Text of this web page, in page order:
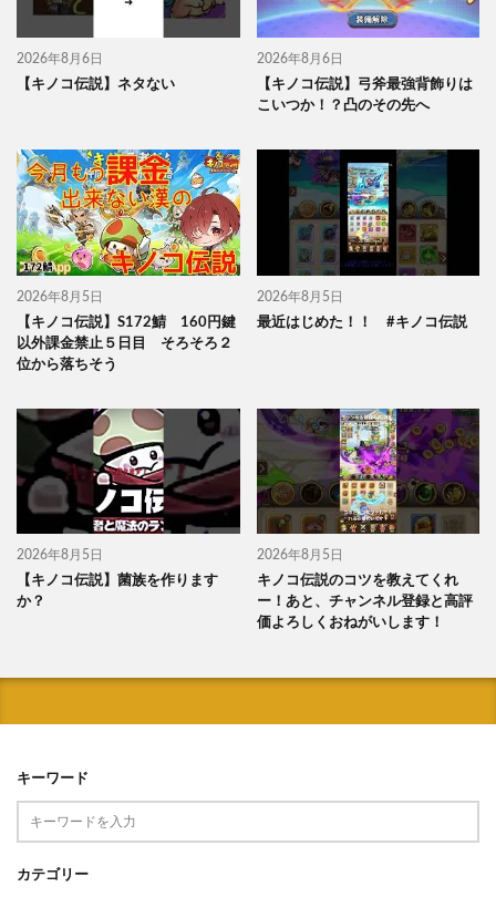
2026年8月6日
【キノコ伝説】ネタない
2026年8月6日
【キノコ伝説】弓斧最強背飾りは
こいつか！？凸のその先へ
2026年8月5日
【キノコ伝説】S172鯖 160円鍵
以外課金禁止５日目 そろそろ２
位から落ちそう
2026年8月5日
最近はじめた！！ #キノコ伝説
2026年8月5日
【キノコ伝説】菌族を作ります
か？
2026年8月5日
キノコ伝説のコツを教えてくれ
ー！あと、チャンネル登録と高評
価よろしくおねがいします！
キーワード
カテゴリー